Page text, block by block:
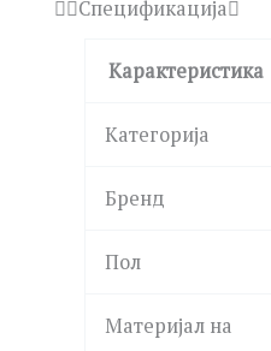
Спецификација
Карактеристика
Категорија
Бренд
Пол
Материјал на